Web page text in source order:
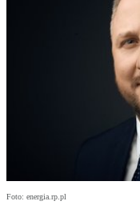
Foto: energia.rp.pl